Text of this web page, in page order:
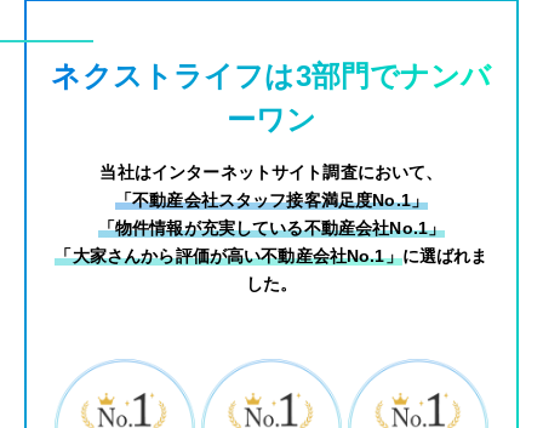
ネクストライフは3部門でナンバ
ーワン
当社はインターネットサイト調査において、
「不動産会社スタッフ接客満足度No.1」
「物件情報が充実している不動産会社No.1」
「大家さんから評価が高い不動産会社No.1」に選ばれま
した。